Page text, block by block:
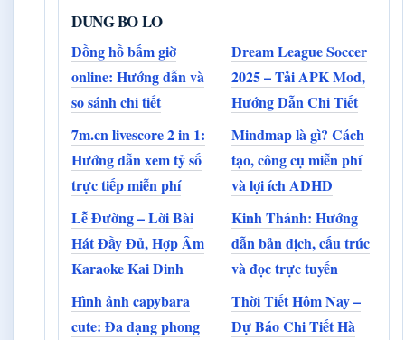
DUNG BO LO
Đồng hồ bấm giờ
online: Hướng dẫn và
so sánh chi tiết
Dream League Soccer
2025 – Tải APK Mod,
Hướng Dẫn Chi Tiết
7m.cn livescore 2 in 1:
Hướng dẫn xem tỷ số
trực tiếp miễn phí
Mindmap là gì? Cách
tạo, công cụ miễn phí
và lợi ích ADHD
Lễ Đường – Lời Bài
Hát Đầy Đủ, Hợp Âm
Karaoke Kai Đinh
Kinh Thánh: Hướng
dẫn bản dịch, cấu trúc
và đọc trực tuyến
Hình ảnh capybara
cute: Đa dạng phong
Thời Tiết Hôm Nay –
Dự Báo Chi Tiết Hà